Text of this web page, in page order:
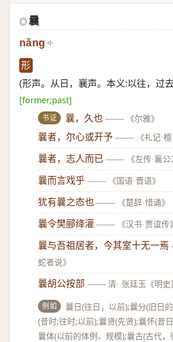
◎ 曩
nǎng
形
(形声。从日，襄声。本义:以往，过
[former;past]
书证 曩，久也 —— 《尔雅》
曩者，尔心或开予 —— 《礼记·檀
曩者，志人而已 —— 《左传·襄
曩而言戏乎 —— 《国语·晋语》
犹有曩之态也 —— 《楚辞·惜诵》
曩令樊郦绛灌 —— 《汉书·贾谊传》
曩与吾祖居者，今其室十无一焉
蛇者说》
曩胡公按部 —— 清· 张廷玉《明史
例如
曩日(往日，以前);曩分(旧日
(昔时;往时;以前);曩贤(先贤);曩怀(昔
曩体(以前的体例、规模);曩古(古代